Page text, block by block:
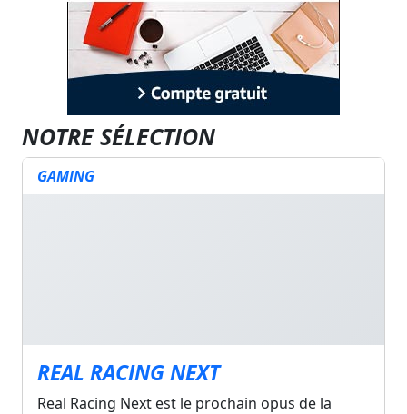
NOTRE SÉLECTION
GAMING
REAL RACING NEXT
Real Racing Next est le prochain opus de la